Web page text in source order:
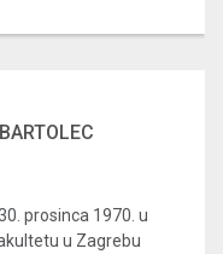
prosinca 1970. u
u Zagrebu